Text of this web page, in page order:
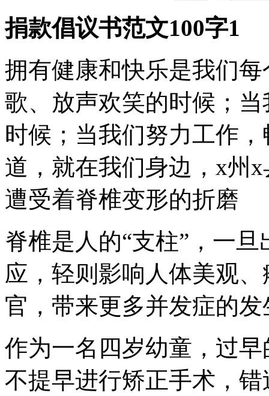
捐款倡议书范文100字1
拥有健康和快乐是我们
歌、放声欢笑的时候；
时候；当我们努力工作
道，就在我们身边，x州
遭受着脊椎变形的折磨
脊椎是人的“支柱”，一
应，轻则影响人体美观
官，带来更多并发症的
作为一名四岁幼童，过
不提早进行矫正手术，